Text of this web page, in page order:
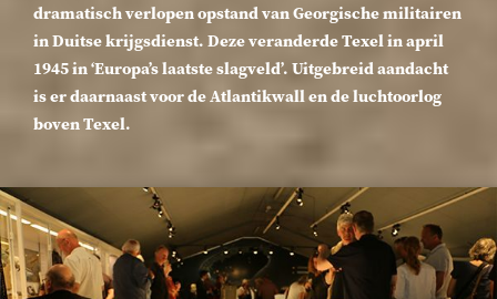
dramatisch verlopen opstand van Georgische militairen
in Duitse krijgsdienst. Deze veranderde Texel in april
1945 in ‘Europa’s laatste slagveld’. Uitgebreid aandacht
is er daarnaast voor de Atlantikwall en de luchtoorlog
boven Texel.